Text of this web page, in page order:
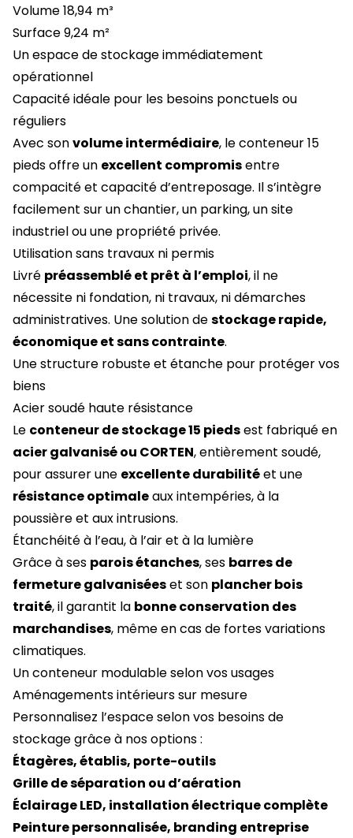
Volume 18,94 m³
Surface 9,24 m²
Un espace de stockage immédiatement
opérationnel
Capacité idéale pour les besoins ponctuels ou
réguliers
Avec sonvolume intermédiaire, le conteneur 15
pieds offre un excellent compromisentre
compacité et capacité d’entreposage. Il s’intègre
facilement sur un chantier, un parking, un site
industriel ou une propriété privée.
Utilisation sans travaux ni permis
Livré préassemblé et prêt à l’emploi, il ne
nécessite ni fondation, ni travaux, ni démarches
administratives. Une solution destockage rapide,
économique et sans contrainte.
Une structure robuste et étanche pour protéger vos
biens
Acier soudé haute résistance
Le conteneur de stockage 15 piedsest fabriqué en
acier galvanisé ou CORTEN, entièrement soudé,
pour assurer une excellente durabilitéet une
résistance optimaleaux intempéries, à la
poussière et aux intrusions.
Étanchéité à l’eau, à l’air et à la lumière
Grâce à ses parois étanches, ses barres de
fermeture galvaniséeset son plancher bois
traité, il garantit la bonne conservation des
marchandises, même en cas de fortes variations
climatiques.
Un conteneur modulable selon vos usages
Aménagements intérieurs sur mesure
Personnalisez l’espace selon vos besoins de
stockage grâce à nos options :
Étagères, établis, porte-outils
Grille de séparation ou d’aération
Éclairage LED, installation électrique complète
Peinture personnalisée, branding entreprise